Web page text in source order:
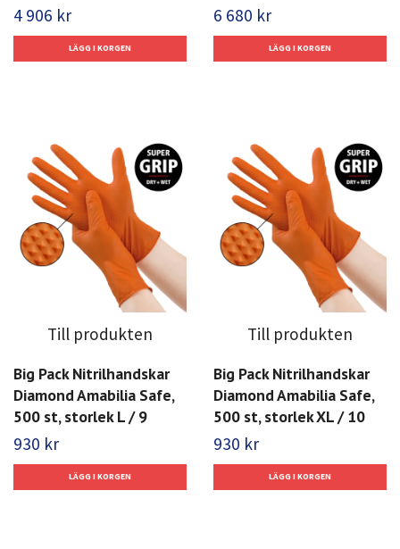
4 906 kr 6 680 kr
Till produkten
Big Pack Nitrilhandskar
Diamond Amabilia Safe,
500 st, storlek L / 9
930 kr
Till produkten
Big Pack Nitrilhandskar
Diamond Amabilia Safe,
500 st, storlek XL / 10
930 kr